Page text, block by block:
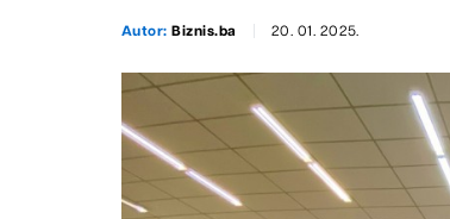
Autor:Biznis.ba 20. 01. 2025.